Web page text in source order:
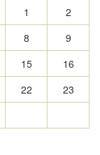
1
2
8
9
15
16
22
23